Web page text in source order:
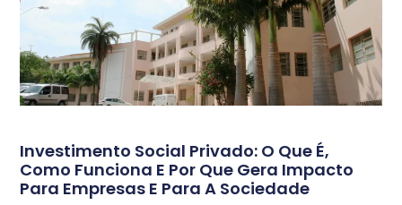
Investimento Social Privado: O Que É,
Como Funciona E Por Que Gera Impacto
Para Empresas E Para A Sociedade